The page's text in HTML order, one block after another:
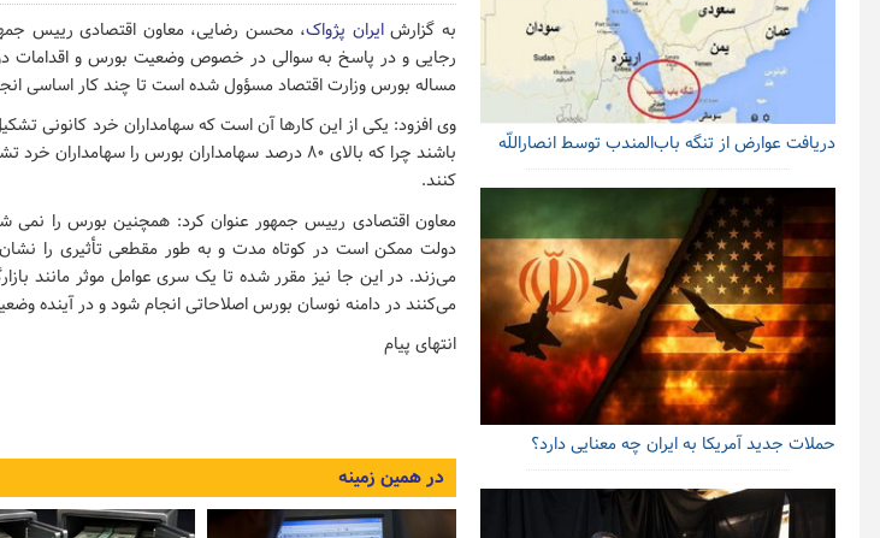
به گزارشایران پژواک، محسن رضایی، معاون اقتصادی رییس
رجایی و در پاسخ به سوالی در خصوص وضعیت بورس و اقدامات
مساله بورس وزارت اقتصاد مسؤول شده است تا چند کار اساسی
وی افزود: یکی از این کارها آن است که سهامداران خرد کانونی
باشند چرا که بالای ۸۰ درصد سهامداران بورس را
کنند.
معاون اقتصادی رییس جمهور عنوان کرد: همچنین بورس را نمی
دولت ممکن است در کوتاه مدت و به طور مقطعی تأثیری را
می‌زند. در این جا نیز مقرر شده تا یک سری عوامل موثر مانند
می‌کنند در دامنه نوسان بورس اصلاحاتی انجام شود و در آینده
انتهای پیام
در همین زمینه
دریافت عوارض از تنگه باب‌المندب توسط انصاراللّه
حملات جدید آمریکا به ایران چه معنایی دارد؟